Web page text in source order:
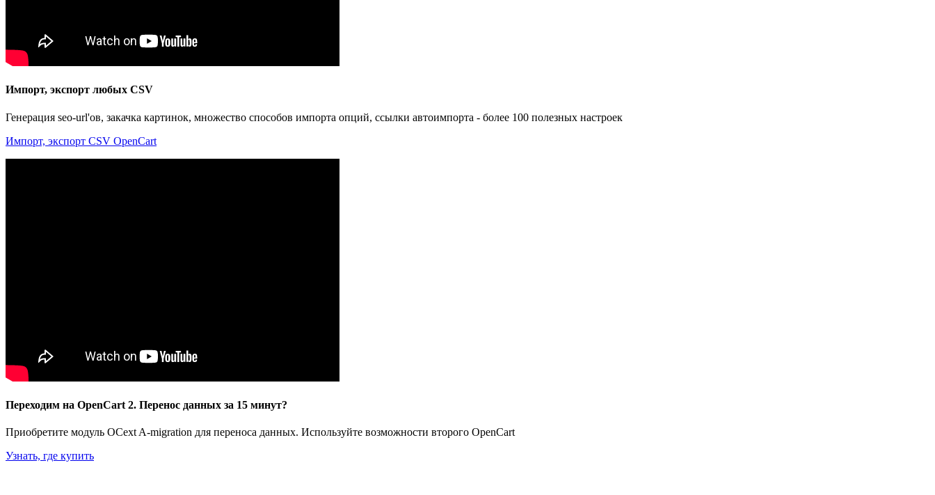
Импорт, экспорт любых CSV
Генерация seo-url'ов, закачка картинок, множество способов импорта опций, ссылки автоимпорта - более 100 полезных настроек
Импорт, экспорт CSV OpenCart
Переходим на OpenCart 2. Перенос данных за 15 минут?
Приобретите модуль OCext A-migration для переноса данных. Используйте возможности второго OpenCart
Узнать, где купить